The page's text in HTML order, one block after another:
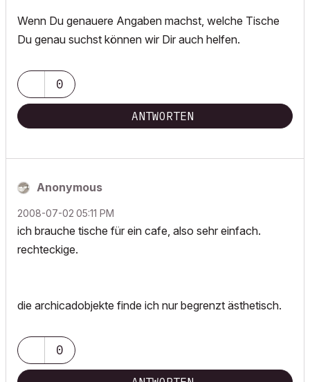
Wenn Du genauere Angaben machst, welche Tische
Du genau suchst können wir Dir auch helfen.
0
ANTWORTEN
Anonymous
‎2008-07-02 05:11 PM
ich brauche tische für ein cafe, also sehr einfach.
rechteckige.
die archicadobjekte finde ich nur begrenzt ästhetisch.
0